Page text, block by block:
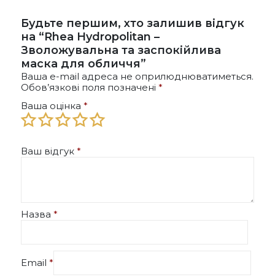
Будьте першим, хто залишив відгук
на “Rhea Hydropolitan –
Зволожувальна та заспокійлива
маска для обличчя”
Ваша e-mail адреса не оприлюднюватиметься.
Обов’язкові поля позначені *
Ваша оцінка *
Ваш відгук *
Назва *
Email *